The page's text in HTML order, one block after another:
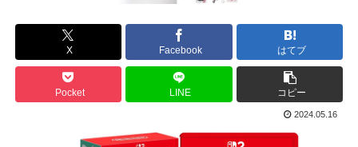
X Facebook はてブ
Pocket LINE コピー
2024.05.16